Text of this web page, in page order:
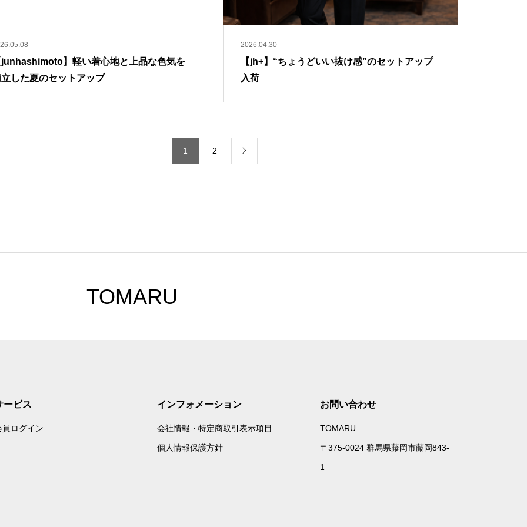
】軽い着心地と上品な色気を
した夏のセットアップ
2026.04.30
【jh+】“ちょうどいい抜け感”のセットアップ
入荷
1 2 
TOMARU
ービス
員ログイン
インフォメーション
会社情報・特定商取引表示項目
個人情報保護方針
お問い合わせ
TOMARU
〒375-0024 群馬県藤岡市藤岡843-
1